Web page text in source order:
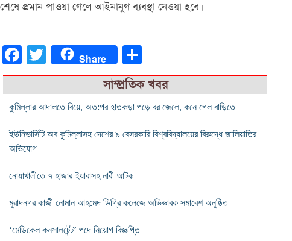
শেষে প্রমান পাওয়া গেলে আইনানুগ ব্যবস্থা নেওয়া হবে।
FacebookTwitter Share
সাম্প্রতিক খবর
কুমিল্লার আদালতে বিয়ে, অত:পর হাতকড়া পড়ে বর জেলে, কনে গেল বাড়িতে
ইউনিভার্সিটি অব কুমিল্লাসহ দেশের ৯ বেসরকারি বিশ্ববিদ্যালয়ের বিরুদ্ধে জালিয়াতির
অভিযোগ
নোয়াখালীতে ৭ হাজার ইয়াবাসহ নারী আটক
মুরাদনগর কাজী নোমান আহমেদ ডিগ্রি কলেজে অভিভাবক সমাবেশ অনুষ্ঠিত
‘মেডিকেল কনসালটেন্ট’ পদে নিয়োগ বিজ্ঞপ্তি